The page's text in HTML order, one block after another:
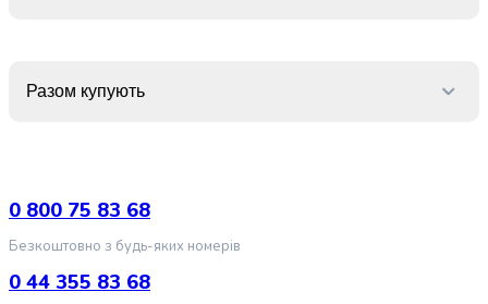
крупа
Пшоно
Консервовані
продукти
Рибні
Разом купують
0 800 75 83 68
Безкоштовно з будь-яких номерів
0 44 355 83 68